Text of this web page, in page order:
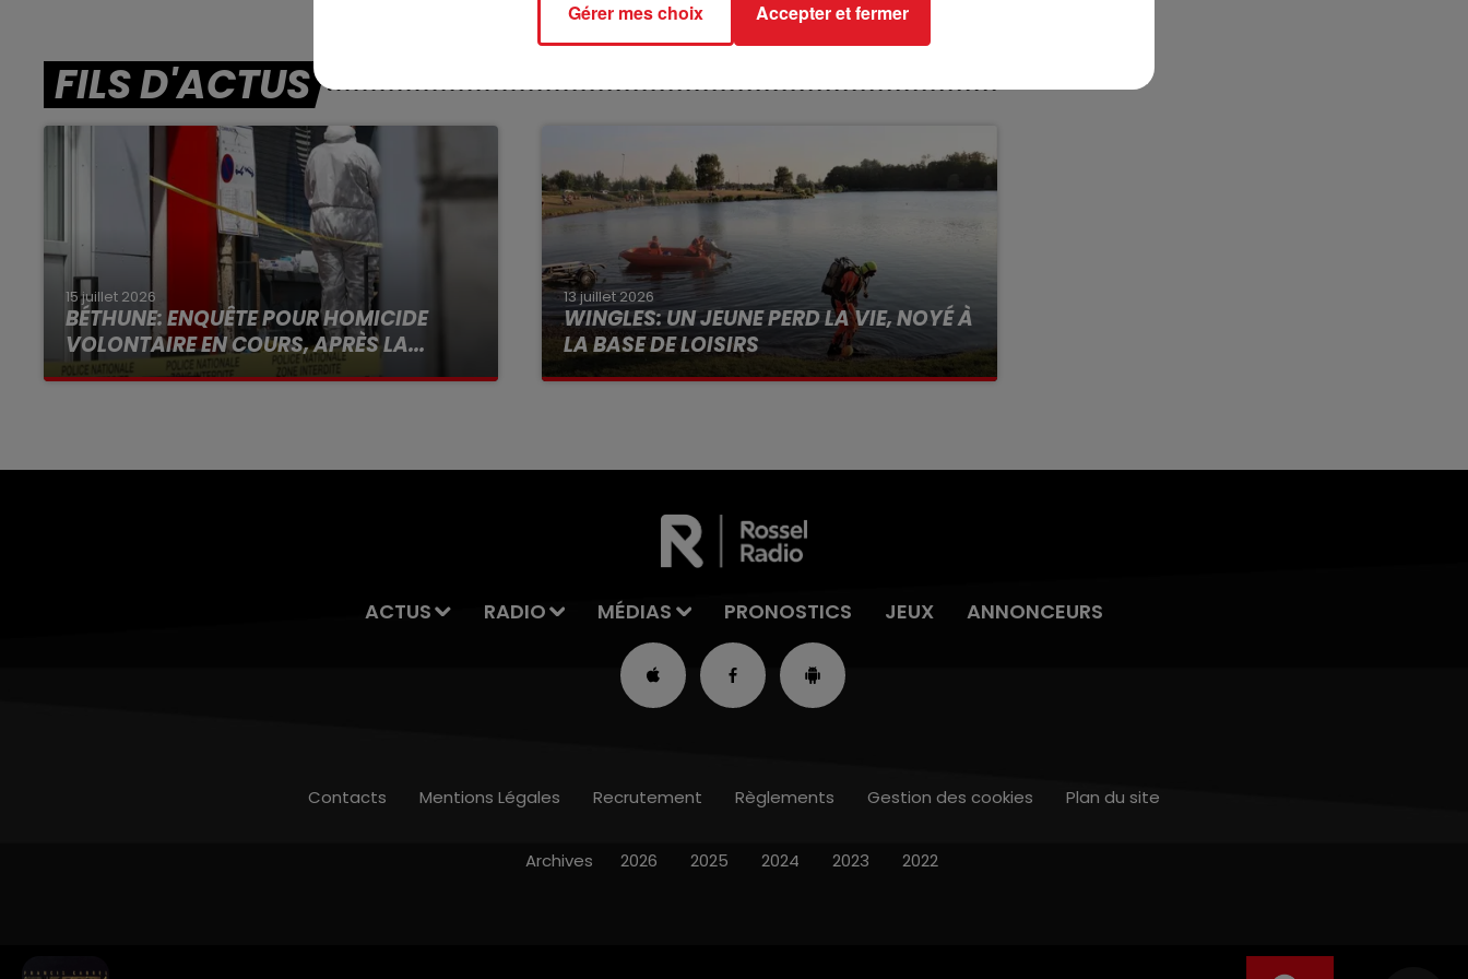
FILS D'ACTUS
15 juillet 2026
BÉTHUNE: ENQUÊTE POUR HOMICIDE
VOLONTAIRE EN COURS, APRÈS LA...
Selon les premiers éléments, le logement
13 juillet 2026
WINGLES: UN JEUNE PERD LA VIE, NOYÉ À
LA BASE DE LOISIRS
La victime a coulé à pic
ACTUS RADIO MÉDIAS PRONOSTICS JEUX ANNONCEURS
Contacts Mentions Légales Recrutement Règlements Gestion des cookies Plan du site
Archives 2026 2025 2024 2023 2022
Gérer mes choix Accepter et fermer